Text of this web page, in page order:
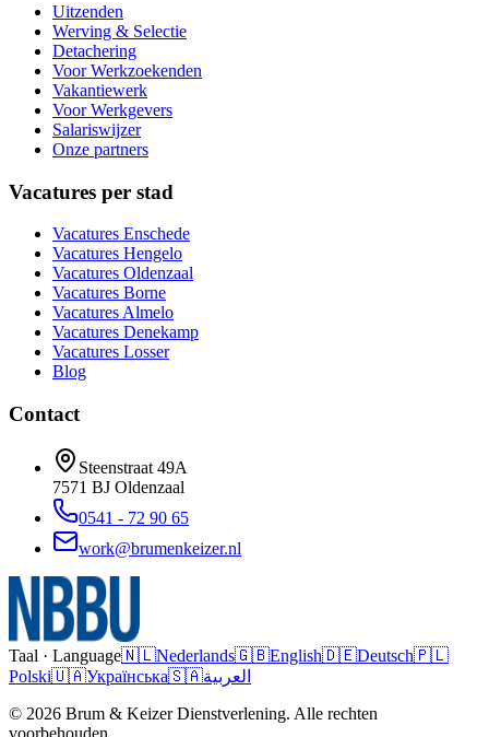
Uitzenden
Werving & Selectie
Detachering
Voor Werkzoekenden
Vakantiewerk
Voor Werkgevers
Salariswijzer
Onze partners
Vacatures per stad
Vacatures Enschede
Vacatures Hengelo
Vacatures Oldenzaal
Vacatures Borne
VacaturesAlmelo
Vacatures Denekamp
Vacatures Losser
Blog
Contact
Steenstraat 49A
7571 BJ Oldenzaal
0541 - 72 90 65
work@brumenkeizer.nl
Taal · Language🇳🇱Nederlands🇬🇧English🇩🇪Deutsch🇵🇱
Polski🇺🇦Українська🇸🇦العربية
© 2026 Brum & Keizer Dienstverlening. Alle rechten
voorbehouden.